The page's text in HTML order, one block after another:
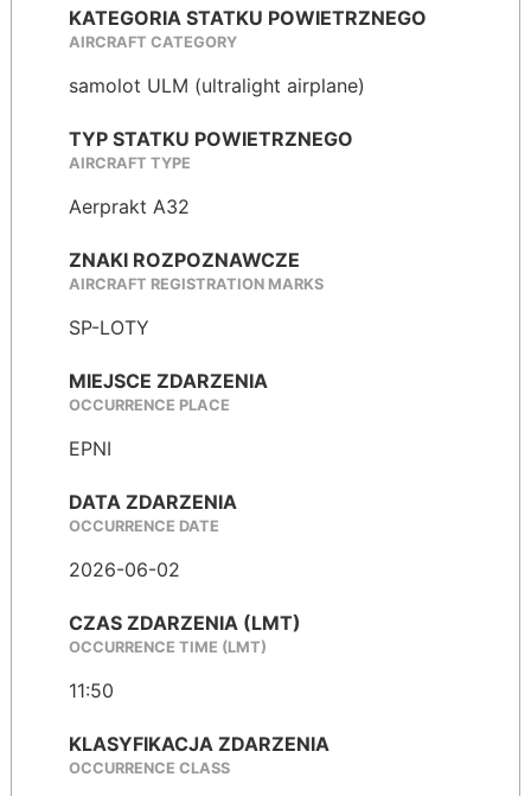
KATEGORIA STATKU POWIETRZNEGO
AIRCRAFT CATEGORY
samolot ULM (ultralight airplane)
TYP STATKU POWIETRZNEGO
AIRCRAFT TYPE
Aerprakt A32
ZNAKI ROZPOZNAWCZE
AIRCRAFT REGISTRATION MARKS
SP-LOTY
MIEJSCE ZDARZENIA
OCCURRENCE PLACE
EPNI
DATA ZDARZENIA
OCCURRENCE DATE
2026-06-02
CZAS ZDARZENIA (LMT)
OCCURRENCE TIME (LMT)
11:50
KLASYFIKACJA ZDARZENIA
OCCURRENCE CLASS